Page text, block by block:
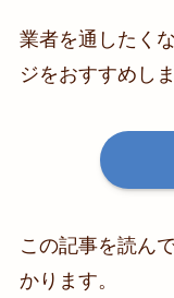
業者を通したく
ジをおすすめしま
この記事を読ん
かります。